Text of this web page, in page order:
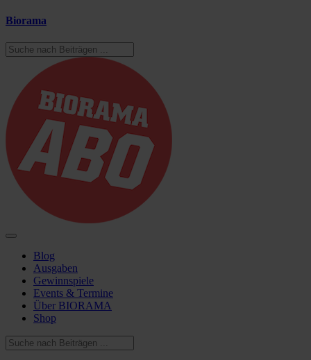
Biorama
Blog
Ausgaben
Gewinnspiele
Events & Termine
Über BIORAMA
Shop